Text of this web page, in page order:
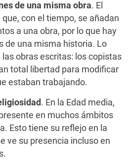
de una misma obra. El
con el tiempo, se añadan
a una obra, por lo que hay
de una misma historia. Lo
obras escritas: los copistas
total libertad para modificar
estaban trabajando.
. En la Edad media,
en muchos ámbitos
Esto tiene su reflejo en la
ve su presencia incluso en